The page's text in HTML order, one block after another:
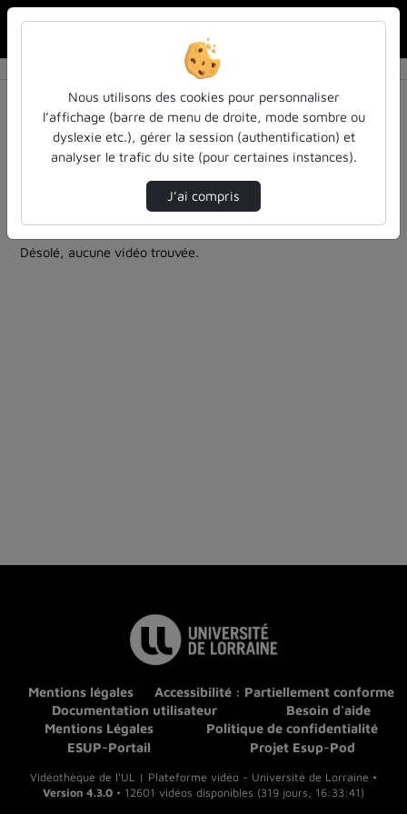
Résultats de la recherche
Filtres actifs (cliquer pour en retirer) :
culture-sciences-et-societe
teasers
bibliotheque-et-environnement
0 vidéo trouvée
Désolé, aucune vidéo trouvée.
Mentions légales
Accessibilité : Partiellement conforme
Documentation utilisateur
Besoin d'aide
Mentions Légales
Politique de confidentialité
ESUP-Portail
Projet Esup-Pod
Vidéothèque de l'UL | Plateforme vidéo - Université de Lorraine •
Version 4.3.0 • 12601 vidéos disponibles (319 jours, 16:33:41)
Nous utilisons des cookies pour personnaliser
l’affichage (barre de menu de droite, mode sombre ou
dyslexie etc.), gérer la session (authentification) et
analyser le trafic du site (pour certaines instances).
J’ai compris